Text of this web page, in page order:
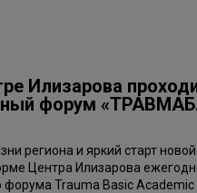
Илизарова
форум
региона и яркий старт
Центра Илизарова
Trauma Basic Academic